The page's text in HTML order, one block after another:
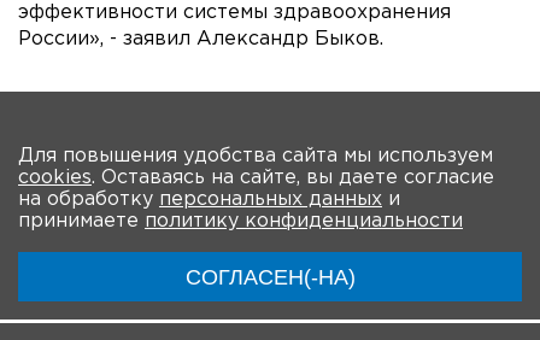
эффективности системы здравоохранения
России», - заявил Александр Быков.
Для повышения удобства сайта мы используем
cookies. Оставаясь на сайте, вы даете согласие
на обработку персональных данных и
принимаете политику конфиденциальности
СОГЛАСЕН(-НА)
О Форуме Участники Программа